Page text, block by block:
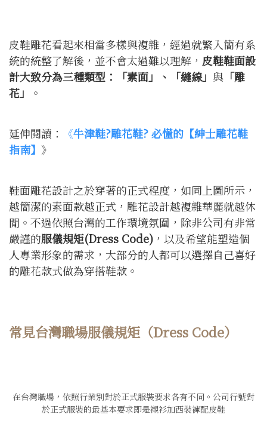
皮鞋雕花看起來相當多樣與複雜，經過就繁入簡有系
統的統整了解後，並不會太過難以理解， 皮鞋鞋面設
計大致分為三種類型：「素面」、「縫線」 與 「雕
花」
。
延伸閱讀： 《牛津鞋?雕花鞋? 必懂的【紳士雕花鞋
指南】 》
鞋面雕花設計之於穿著的正式程度，如同上圖所示，
越簡潔的素面款越正式，雕花設計越複雜華麗就越休
閒。不過依照台灣的工作環境氛圍，除非公司有非常
嚴謹的服儀規矩(Dress Code) ，以及希望能塑造個
人專業形象的需求，大部分的人都可以選擇自己喜好
的雕花款式做為穿搭鞋款。
常見台灣職場服儀規矩（Dress Code）
在台灣職場，依照行業別對於正式服裝要求各有不同。公司行號對
於正式服裝的最基本要求即是襯衫加西裝褲配皮鞋